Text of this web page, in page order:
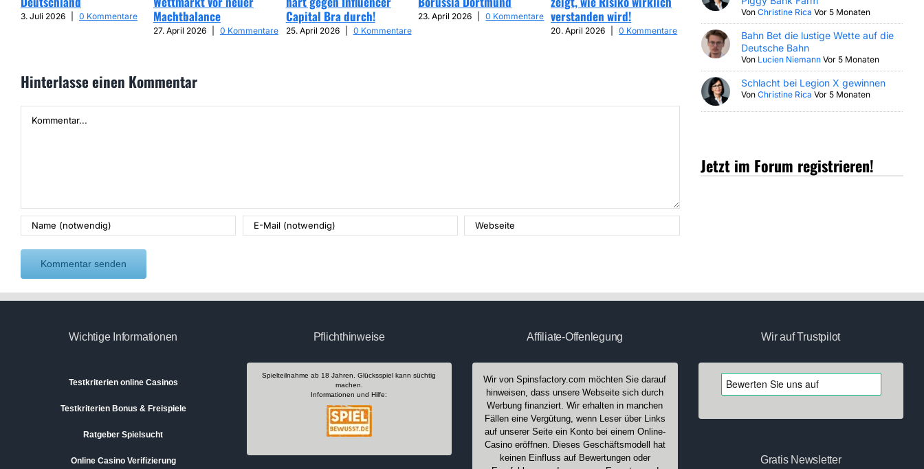
3. Juli 2026 0 Kommentare
Machtbalance
27. April 2026 0 Kommentare
Capital Bra durch!
25. April 2026 0 Kommentare
23. April 2026 0 Kommentare
verstanden wird!
20. April 2026 0 Kommentare
| 0 Kommentare Dominanz!
15. April 2026 | 0
Hinterlasse einen Kommentar
VonChristine Rica Vor 5 Monaten
Bahn Bet die lustige Wette auf die
Deutsche Bahn
Von Lucien Niemann Vor 5 Monaten
Schlacht bei Legion X gewinnen
VonChristine Rica Vor 5 Monaten
Jetzt im Forum registrieren!
Wichtige Informationen
Testkriterien online Casinos
Testkriterien Bonus & Freispiele
Ratgeber Spielsucht
Online Casino Verifizierung
Pflichthinweise
Spielteilnahme ab 18 Jahren. Glücksspiel kann süchtig
machen.
Informationen und Hilfe:
Affiliate-Offenlegung
Wir von Spinsfactory.com möchten Sie darauf
hinweisen, dass unsere Webseite sich durch
Werbung finanziert. Wir erhalten in manchen
Fällen eine Vergütung, wenn Leser über Links
auf unserer Seite ein Konto bei einem Online-
Casino eröffnen. Dieses Geschäftsmodell hat
keinen Einfluss auf Bewertungen oder
Wir auf Trustpilot
Gratis Newsletter